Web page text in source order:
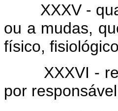
XXXV -
ou a mudas,
físico,
XXXVI -
por